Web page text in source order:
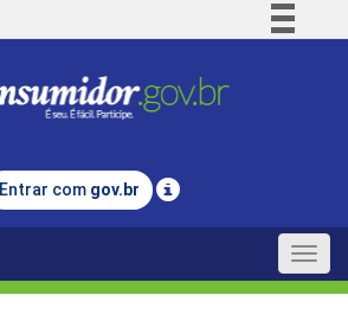
Comunica BR
Legislação
Entrar com gov.br
Toggle